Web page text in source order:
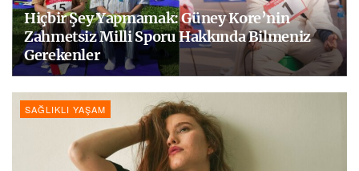
Hiçbir Şey Yapmamak: Güney Kore’nin
Zahmetsiz Milli Sporu Hakkında Bilmeniz
Gerekenler
SAĞLIKLI YAŞAM